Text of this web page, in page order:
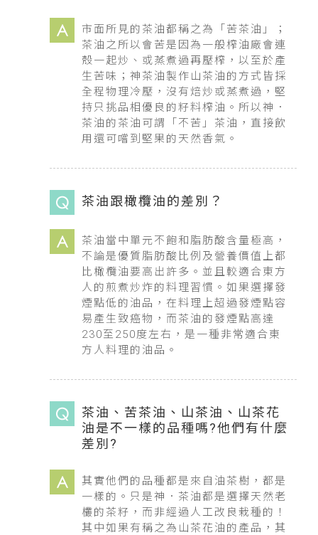
市面所見的茶油都稱之為「苦茶油」；
茶油之所以會苦是因為一般榨油廠會連
殼一起炒、或蒸煮過再壓榨，以至於產
生苦味；神茶油製作山茶油的方式皆採
全程物理冷壓，沒有焙炒或蒸煮過，堅
持只挑品相優良的籽料榨油。所以神．
茶油的茶油可謂「不苦」茶油，直接飲
用還可嚐到堅果的天然香氣。
茶油跟橄欖油的差別？
茶油當中單元不飽和脂肪酸含量極高，
不論是優質脂肪酸比例及營養價值上都
比橄欖油要高出許多。並且較適合東方
人的煎煮炒炸的料理習慣。如果選擇發
煙點低的油品，在料理上超過發煙點容
易產生致癌物，而茶油的發煙點高達
230至250度左右，是一種非常適合東
方人料理的油品。
茶油、苦茶油、山茶油、山茶花
油是不一樣的品種嗎?他們有什麼
差別?
其實他們的品種都是來自油茶樹，都是
一樣的。只是神．茶油都是選擇天然老
欉的茶籽，而非經過人工改良栽種的！
其中如果有稱之為山茶花油的產品，其